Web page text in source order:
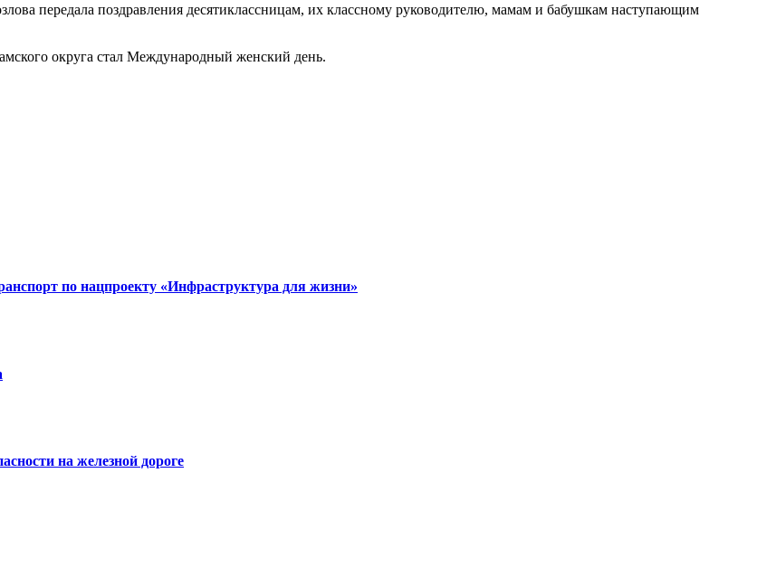
передала поздравления десятиклассницам, их классному руководителю, мамам и бабушкам наступающим
по нацпроекту «Инфраструктура для жизни»
на железной дороге